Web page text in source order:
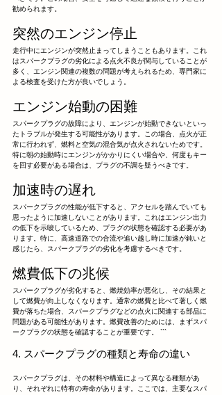
勧められます。
突然のエンジン停止
走行中にエンジンが突然止まってしまうこともあります。これ
はスパークプラグの劣化による点火不良が関与していることが
多く、エンジン関連の複数の問題が考えられるため、専門家に
よる検査を受けた方が良いでしょう。
エンジン始動の困難
スパークプラグの故障により、エンジンが始動できないといっ
たトラブルが発生する可能性があります。この場合、点火が正
常に行われず、燃料と空気の混合気が点火されないためです。
特に朝の始動時にエンジンがかかりにくい場合や、何度もキー
を回す必要がある場合は、プラグの不調を疑うべきです。
加速時の遅れ
スパークプラグの性能が低下すると、アクセルを踏んでいても
思ったように加速しないことがあります。これはエンジン出力
の低下を示唆しているため、プラグの状態を確認する必要があ
ります。特に、高速道路での合流や追い越し時に加速が鈍いと
感じたら、スパークプラグの劣化を考慮するべきです。
燃費低下の兆候
スパークプラグが劣化すると、燃焼効率が悪化し、その結果と
して燃費が向上しなくなります。通常の燃費と比べて著しく燃
費が落ちた場合、スパークプラグなどの点火に関連する部品に
問題がある可能性があります。燃費改善のためには、まずスパ
ークプラグの状態を確認することが重要です。 ```
4. スパークプラグの種類と寿命の違い
スパークプラグは、その材料や構造によって異なる種類があ
り、それぞれに特有の寿命があります。ここでは、主要なスパ